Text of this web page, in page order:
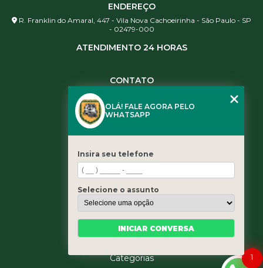
ENDEREÇO
R. Franklin do Amaral, 447 - Vila Nova Cachoeirinha - São Paulo - SP
- 02479-000
ATENDIMENTO 24 HORAS
CONTATO
(11) 3461-5871
contato@leaoservicos.com.br
Home
Quem somos
Serviços
Blog
Categorias
1
OLÁ! FALE AGORA PELO
WHATSAPP
Insira seu telefone
Selecione o assunto
INICIAR CONVERSA